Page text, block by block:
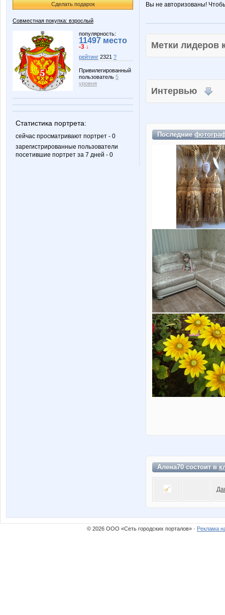
Сделать подарок
Совместная покупка: взрослый
популярность:
11497 место
-3 ↓
рейтинг 2321 ?
Привилегированный
пользователь 5
уровня
Статистика портрета:
сейчас просматривают портрет - 0
зарегистрированные пользователи
посетившие портрет за 7 дней - 0
Вы не авторизованы!
Метки
Интервью
Последние
Алена70 состоит в
© 2026 ООО «Сеть городских порталов» · Реклама